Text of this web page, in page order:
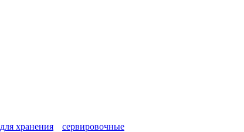
для хранения
сервировочные